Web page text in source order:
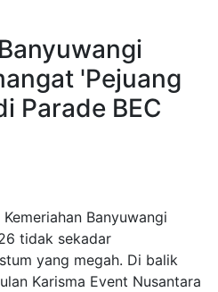
'Pejuang
Parade BEC
Banyuwangi
tidak sekadar
yang megah. Di balik
Karisma Event Nusantara